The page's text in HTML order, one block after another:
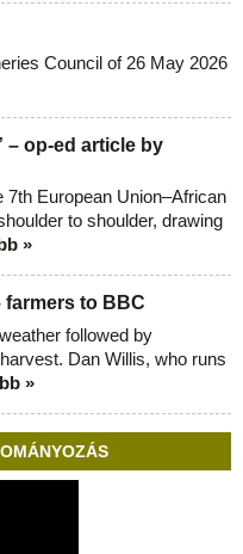
Council of 26 May 2026
– op-ed article by
7th European Union–African
to shoulder, drawing
»
farmers to BBC
followed by
Dan Willis, who runs
»